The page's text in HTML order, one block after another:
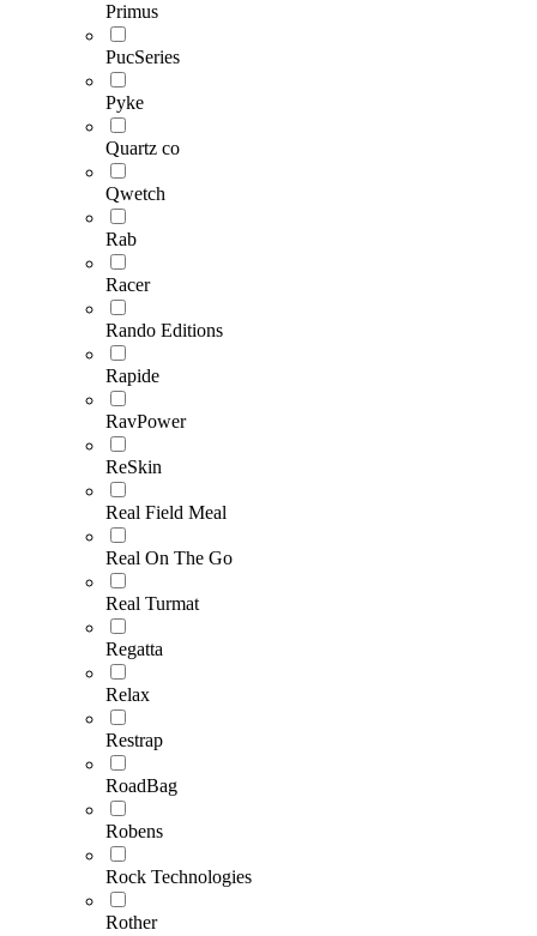
Primus
PucSeries
Pyke
Quartz co
Qwetch
Rab
Racer
Rando Editions
Rapide
RavPower
ReSkin
Real Field Meal
Real On The Go
Real Turmat
Regatta
Relax
Restrap
RoadBag
Robens
Rock Technologies
Rother